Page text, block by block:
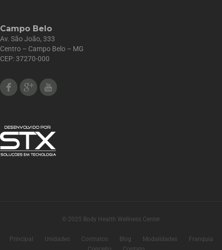
Campo Belo
Av. São João, 333
Centro – Campo Belo – MG
CEP: 37270-000
FacebookGoogle Plus
© 2025 Body Health Wellness Center
Principal Unidades Contratos Blog Modalidades
Franquia